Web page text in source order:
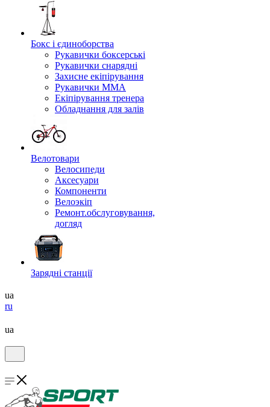
Бокс і єдиноборства
Рукавички боксерські
Рукавички снарядні
Захисне екіпірування
Рукавички ММА
Екіпірування тренера
Обладнання для залів
Велотовари
Велосипеди
Аксесуари
Компоненти
Велоэкіп
Ремонт.обслуговування,
догляд
Зарядні станції
ua
ru
ua